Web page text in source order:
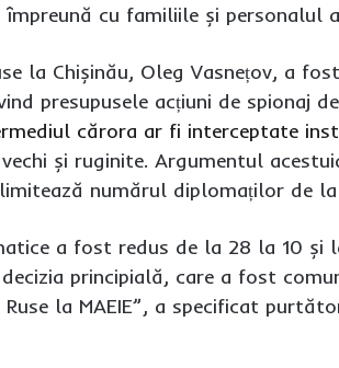
cu familiile și personalul
la Chișinău, Oleg Vasnețov, a
presupusele acțiuni de spionaj
cărora ar fi interceptate
și ruginite. Argumentul
numărul diplomaților de la
a fost redus de la 28 la 10
principială, care a fost
la MAEIE”, a specificat